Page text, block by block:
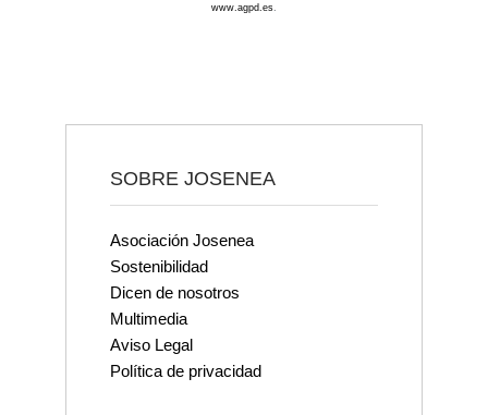
www.agpd.es.
SOBRE JOSENEA
Asociación Josenea
Sostenibilidad
Dicen de nosotros
Multimedia
Aviso Legal
Política de privacidad